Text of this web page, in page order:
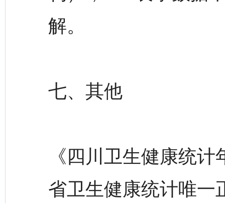
解。
七、其他
《四川卫生健康统
省卫生健康统计唯一